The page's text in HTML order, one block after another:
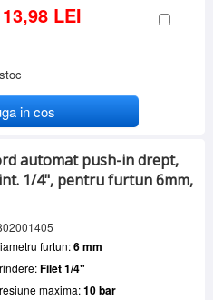
13,98 LEI
in cos
automat push-in drept,
1/4", pentru furtun 6mm,
furtun:6 mm
Filet 1/4"
maxima:10 bar